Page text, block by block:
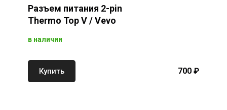
Разъем питания 2-pin
Thermo Top V / Vevo
в наличии
Купить 700 ₽